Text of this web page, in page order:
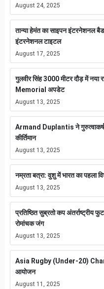
August 24, 2025
तान्या हेमंत का साइपन इंटरनेशनल
इंटरनेशनल टाइटल
August 17, 2025
गुलवीर सिंह 3000 मीटर दौड़ में नया
Memorial अपडेट
August 13, 2025
Armand Duplantis ने
कीर्तिमान
August 13, 2025
नम्रता बत्रा: वुशु में भारत का पहला
August 13, 2025
प्रतिष्ठित सुब्रतो कप अंतर्राष्ट्रीय
रोमांचक जंग
August 13, 2025
Asia Rugby (Under-20)
आयोजन
August 11, 2025